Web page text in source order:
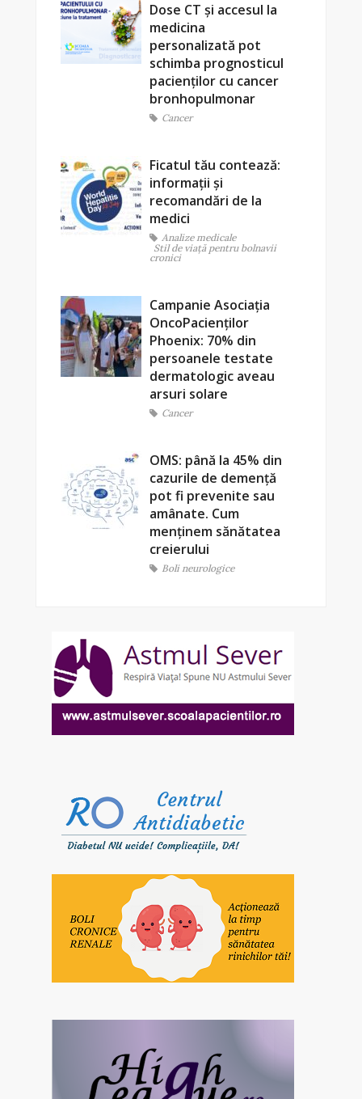
Dose CT și accesul la
medicina
personalizată pot
schimba prognosticul
pacienților cu cancer
bronhopulmonar
Cancer
Ficatul tău contează:
informații și
recomandări de la
medici
Analize medicale
Stil de viaţă pentru bolnavii
cronici
Campanie Asociația
OncoPacienților
Phoenix: 70% din
persoanele testate
dermatologic aveau
arsuri solare
Cancer
OMS: până la 45% din
cazurile de demență
pot fi prevenite sau
amânate. Cum
menținem sănătatea
creierului
Boli neurologice